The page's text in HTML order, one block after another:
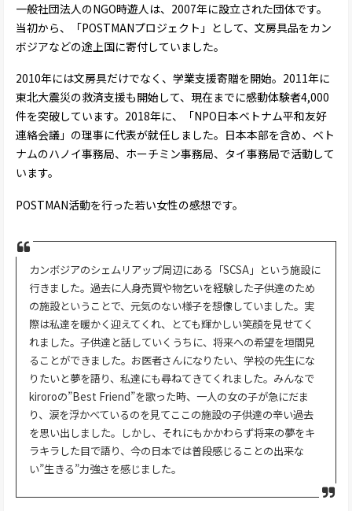
一般社団法人のNGO時遊人は、2007年に設立された団体です。
当初から、「POSTMANプロジェクト」として、文房具品をカン
ボジアなどの途上国に寄付していました。
2010年には文房具だけでなく、学業支援寄贈を開始。2011年に
東北大震災の救済支援も開始して、現在までに感動体験者4,000
件を突破しています。2018年に、「NPO日本ベトナム平和友好
連絡会議」の理事に代表が就任しました。日本本部を含め、ベト
ナムのハノイ事務局、ホーチミン事務局、タイ事務局で活動して
います。
POSTMAN活動を行った若い女性の感想です。
カンボジアのシェムリアップ周辺にある「SCSA」という施設に
行きました。過去に人身売買や物乞いを経験した子供達のため
の施設ということで、元気のない様子を想像していました。実
際は私達を暖かく迎えてくれ、とても輝かしい笑顔を見せてく
れました。子供達と話していくうちに、将来への希望を垣間見
ることができました。お医者さんになりたい、学校の先生にな
りたいと夢を語り、私達にも尋ねてきてくれました。みんなで
kiroroの”Best Friend”を歌った時、一人の女の子が急にだま
り、涙を浮かべているのを見てここの施設の子供達の辛い過去
を思い出しました。しかし、それにもかかわらず将来の夢をキ
ラキラした目で語り、今の日本では普段感じることの出来な
い”生きる”力強さを感じました。